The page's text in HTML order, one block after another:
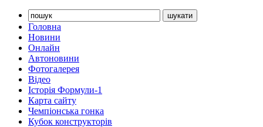
Головна
Новини
Онлайн
Автоновини
Фотогалерея
Відео
Історія Формули-1
Карта сайту
Чемпіонська гонка
Кубок конструкторів